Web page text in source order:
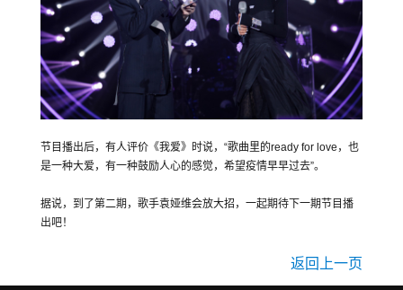
节目播出后，有人评价《我爱》时说，“歌曲里的ready for love，也
是一种大爱，有一种鼓励人心的感觉，希望疫情早早过去”。
据说，到了第二期，歌手袁娅维会放大招，一起期待下一期节目播
出吧！
返回上一页